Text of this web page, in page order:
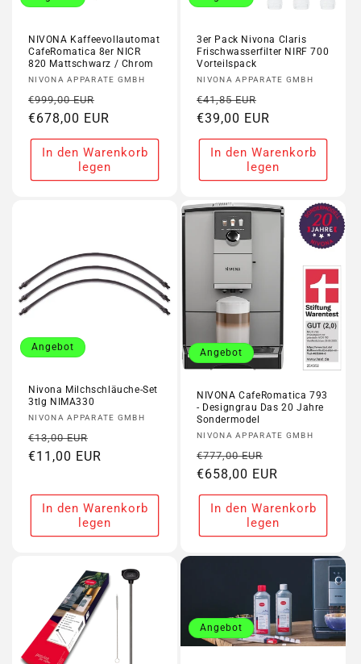
NIVONA Kaffeevollautomat
CafeRomatica 8er NICR
820 Mattschwarz / Chrom
Anbieter:
NIVONA APPARATE GMBH
Normaler
Preis
€999,00 EUR
€678,00 EUR
In den Warenkorb
legen
3er Pack Nivona Claris
Frischwasserfilter NIRF 700
Vorteilspack
Anbieter:
NIVONA APPARATE GMBH
Normaler
Preis
€41,85 EUR
€39,00 EUR
In den Warenkorb
legen
Angebot
Nivona Milchschläuche-Set
3tlg NIMA330
Anbieter:
NIVONA APPARATE GMBH
Normaler
Preis
€13,00 EUR
€11,00 EUR
In den Warenkorb
legen
Angebot
NIVONA CafeRomatica 793
- Designgrau Das 20 Jahre
Sondermodel
Anbieter:
NIVONA APPARATE GMBH
Normaler
Preis
€777,00 EUR
€658,00 EUR
In den Warenkorb
legen
Angebot